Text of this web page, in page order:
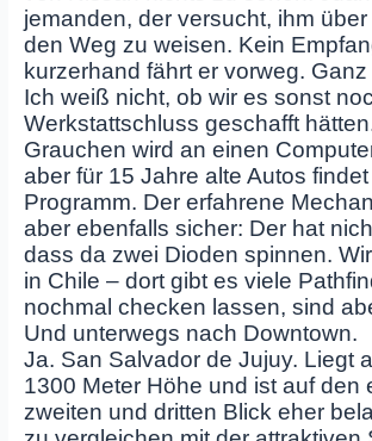
jemanden, der versucht, ihm
den Weg zu weisen. Kein
kurzerhand fährt er vorweg.
Ich weiß nicht, ob wir es sonst
Werkstattschluss geschafft
Grauchen wird an einen
aber für 15 Jahre alte Autos
Programm. Der erfahrene
aber ebenfalls sicher: Der hat
dass da zwei Dioden spinnen.
in Chile – dort gibt es viele
nochmal checken lassen, sind
Und unterwegs nach Downtown.
Ja. San Salvador de Jujuy. Liegt
1300 Meter Höhe und ist auf den
zweiten und dritten Blick eher